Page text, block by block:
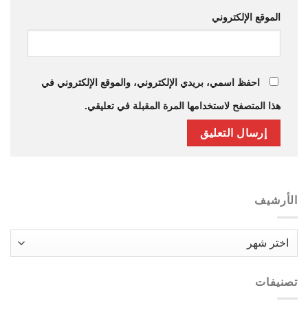
الموقع الإلكتروني
احفظ اسمي، بريدي الإلكتروني، والموقع الإلكتروني في
هذا المتصفح لاستخدامها المرة المقبلة في تعليقي.
الأرشيف
الأرشيف
تصنيفات